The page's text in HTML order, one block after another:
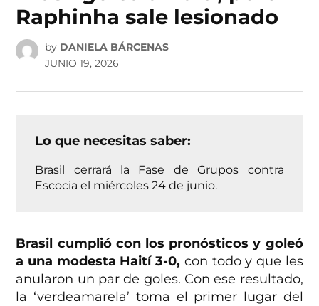
Raphinha sale lesionado
by DANIELA BÁRCENAS
JUNIO 19, 2026
Lo que necesitas saber:
Brasil cerrará la Fase de Grupos contra
Escocia el miércoles 24 de junio.
Brasil cumplió con los pronósticos y goleó
a una modesta Haití 3-0, con todo y que les
anularon un par de goles. Con ese resultado,
la ‘verdeamarela’ toma el primer lugar del